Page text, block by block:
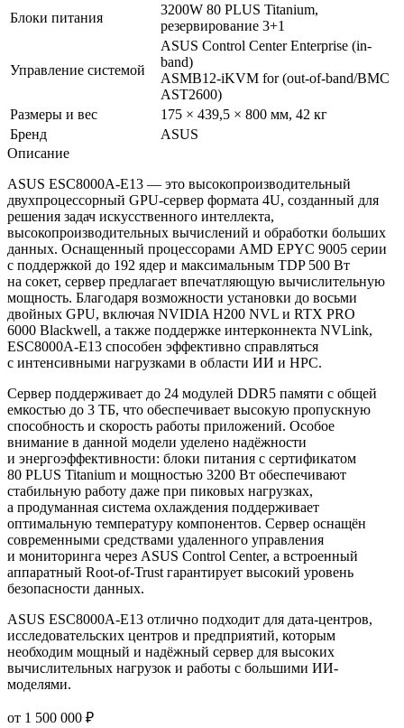
Блоки питания
3200W 80 PLUS Titanium,
резервирование 3+1
Управление системой
ASUS Control Center Enterprise (in-
band)
ASMB12-iKVM for (out-of-band/BMC
AST2600)
Размеры и вес
175 × 439,5 × 800 мм, 42 кг
Бренд
ASUS
Описание
ASUS ESC8000A-E13 — это высокопроизводительный
двухпроцессорный GPU-сервер формата 4U, созданный для
решения задач искусственного интеллекта,
высокопроизводительных вычислений и обработки больших
данных. Оснащенный процессорами AMD EPYC 9005 серии
с поддержкой до 192 ядер и максимальным TDP 500 Вт
на сокет, сервер предлагает впечатляющую вычислительную
мощность. Благодаря возможности установки до восьми
двойных GPU, включая NVIDIA H200 NVL и RTX PRO
6000 Blackwell, а также поддержке интерконнекта NVLink,
ESC8000A-E13 способен эффективно справляться
с интенсивными нагрузками в области ИИ и HPC.
Сервер поддерживает до 24 модулей DDR5 памяти с общей
емкостью до 3 ТБ, что обеспечивает высокую пропускную
способность и скорость работы приложений. Особое
внимание в данной модели уделено надёжности
и энергоэффективности: блоки питания с сертификатом
80 PLUS Titanium и мощностью 3200 Вт обеспечивают
стабильную работу даже при пиковых нагрузках,
а продуманная система охлаждения поддерживает
оптимальную температуру компонентов. Сервер оснащён
современными средствами удаленного управления
и мониторинга через ASUS Control Center, а встроенный
аппаратный Root-of-Trust гарантирует высокий уровень
безопасности данных.
ASUS ESC8000A-E13 отлично подходит для дата-центров,
исследовательских центров и предприятий, которым
необходим мощный и надёжный сервер для высоких
вычислительных нагрузок и работы с большими ИИ-
моделями.
от 1 500 000 ₽